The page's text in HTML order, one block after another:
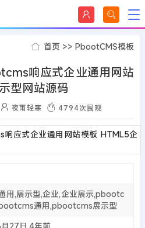
首页 >>PbootCMS模板
响应式企业通用网站
型网站源码
夜雨轻寒 4794次围观
用,展示型,企业,企业展示,pbootc
通用,pbootcms展示型